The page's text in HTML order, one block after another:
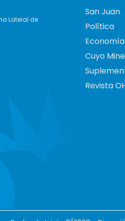
Lateral de
San Juan
Política
Economía
Cuyo
Revista